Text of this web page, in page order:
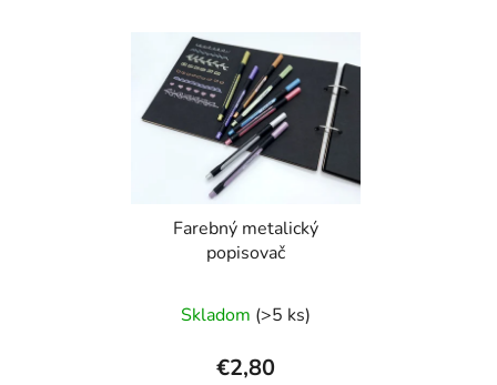
Farebný metalický
popisovač
Skladom (>5 ks)
€2,80